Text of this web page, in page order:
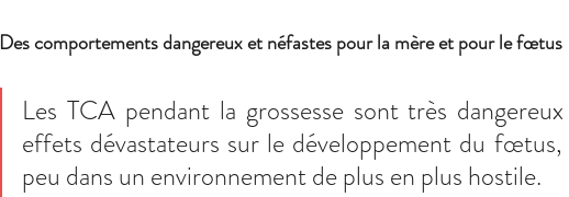
Des comportements dangereux et néfastes pour la mère et pour le fœtus
Les TCA pendant la grossesse sont très
effets dévastateurs sur le développement du
peu dans un environnement de plus en plus hostile.